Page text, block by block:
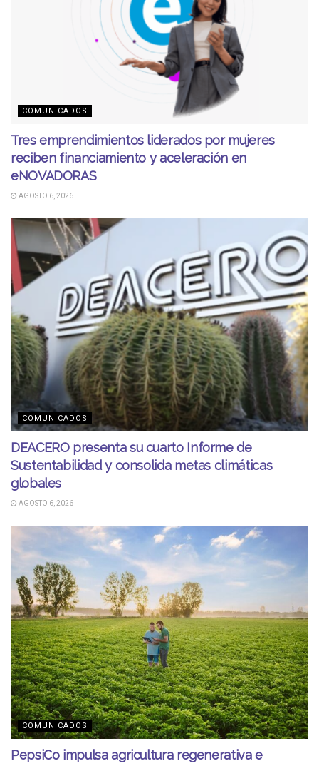
COMUNICADOS
Tres emprendimientos liderados por mujeres
reciben financiamiento y aceleración en
eNOVADORAS
AGOSTO 6, 2026
COMUNICADOS
DEACERO presenta su cuarto Informe de
Sustentabilidad y consolida metas climáticas
globales
AGOSTO 6, 2026
COMUNICADOS
PepsiCo impulsa agricultura regenerativa e